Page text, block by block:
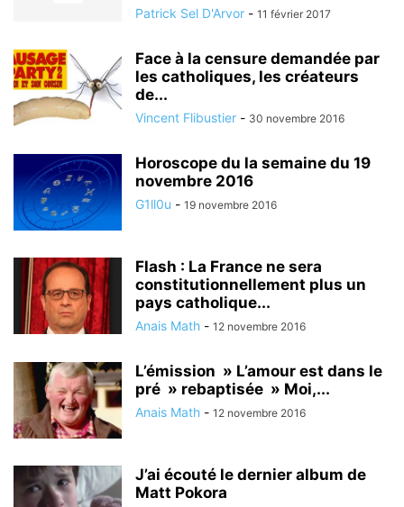
Patrick Sel D'Arvor - 11 février 2017
Face à la censure demandée par
les catholiques, les créateurs
de...
Vincent Flibustier - 30 novembre 2016
Horoscope du la semaine du 19
novembre 2016
G1ll0u - 19 novembre 2016
Flash : La France ne sera
constitutionnellement plus un
pays catholique...
Anais Math - 12 novembre 2016
L’émission » L’amour est dans le
pré » rebaptisée » Moi,...
Anais Math - 12 novembre 2016
J’ai écouté le dernier album de
Matt Pokora